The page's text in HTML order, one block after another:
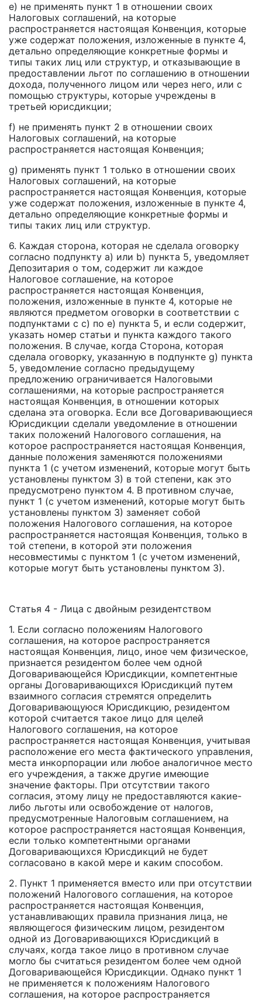
e) не применять пункт 1 в отношении своих
Налоговых соглашений, на которые
распространяется настоящая Конвенция, которые
уже содержат положения, изложенные в пункте 4,
детально определяющие конкретные формы и
типы таких лиц или структур, и отказывающие в
предоставлении льгот по соглашению в отношении
дохода, полученного лицом или через него, или с
помощью структуры, которые учреждены в
третьей юрисдикции;
f) не применять пункт 2 в отношении своих
Налоговых соглашений, на которые
распространяется настоящая Конвенция;
g) применять пункт 1 только в отношении своих
Налоговых соглашений, на которые
распространяется настоящая Конвенция, которые
уже содержат положения, изложенные в пункте 4,
детально определяющие конкретные формы и
типы таких лиц или структур.
6. Каждая сторона, которая не сделала оговорку
согласно подпункту а) или b) пункта 5, уведомляет
Депозитария о том, содержит ли каждое
Налоговое соглашение, на которое
распространяется настоящая Конвенция,
положения, изложенные в пункте 4, которые не
являются предметом оговорки в соответствии с
подпунктами с c) по e) пункта 5, и если содержит,
указать номер статьи и пункта каждого такого
положения. В случае, когда Сторона, которая
сделала оговорку, указанную в подпункте g) пункта
5, уведомление согласно предыдущему
предложению ограничивается Налоговыми
соглашениями, на которые распространяется
настоящая Конвенция, в отношении которых
сделана эта оговорка. Если все Договаривающиеся
Юрисдикции сделали уведомление в отношении
таких положений Налогового соглашения, на
которое распространяется настоящая Конвенция,
данные положения заменяются положениями
пункта 1 (с учетом изменений, которые могут быть
установлены пунктом 3) в той степени, как это
предусмотрено пунктом 4. В противном случае,
пункт 1 (с учетом изменений, которые могут быть
установлены пунктом 3) заменяет собой
положения Налогового соглашения, на которое
распространяется настоящая Конвенция, только в
той степени, в которой эти положения
несовместимы с пунктом 1 (с учетом изменений,
которые могут быть установлены пунктом 3).
Статья 4 - Лица с двойным резидентством
1. Если согласно положениям Налогового
соглашения, на которое распространяется
настоящая Конвенция, лицо, иное чем физическое,
признается резидентом более чем одной
Договаривающейся Юрисдикции, компетентные
органы Договаривающихся Юрисдикций путем
взаимного согласия стремятся определить
Договаривающуюся Юрисдикцию, резидентом
которой считается такое лицо для целей
Налогового соглашения, на которое
распространяется настоящая Конвенция, учитывая
расположение его места фактического управления,
места инкорпорации или любое аналогичное место
его учреждения, а также другие имеющие
значение факторы. При отсутствии такого
согласия, этому лицу не предоставляются какие-
либо льготы или освобождение от налогов,
предусмотренные Налоговым соглашением, на
которое распространяется настоящая Конвенция,
если только компетентными органами
Договаривающихся Юрисдикций не будет
согласовано в какой мере и каким способом.
2. Пункт 1 применяется вместо или при отсутствии
положений Налогового соглашения, на которое
распространяется настоящая Конвенция,
устанавливающих правила признания лица, не
являющегося физическим лицом, резидентом
одной из Договаривающихся Юрисдикций в
случаях, когда такое лицо в противном случае
могло бы считаться резидентом более чем одной
Договаривающейся Юрисдикции. Однако пункт 1
не применяется к положениям Налогового
соглашения, на которое распространяется